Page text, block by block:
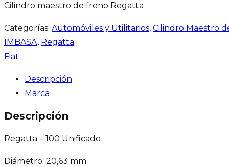
Cilindro maestro de freno Regatta
Categorías: Automóviles y Utilitarios, Cilindro Maestro
IMBASA, Regatta
Fiat
Descripción
Marca
Descripción
Regatta – 100 Unificado
Diámetro: 20,63 mm